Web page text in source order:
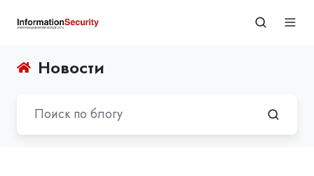
Новости